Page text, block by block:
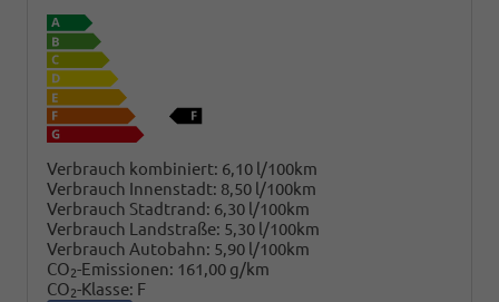
Verbrauch kombiniert: 6,10 l/100km
Verbrauch Innenstadt: 8,50 l/100km
Verbrauch Stadtrand: 6,30 l/100km
Verbrauch Landstraße: 5,30 l/100km
Verbrauch Autobahn: 5,90 l/100km
CO2-Emissionen: 161,00 g/km
CO2-Klasse: F